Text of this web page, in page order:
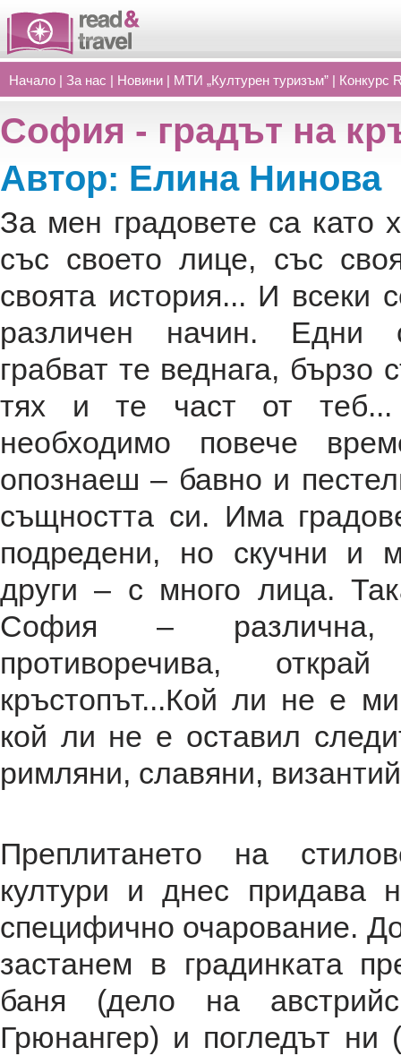
Начало | За нас | Новини | МТИ „Културен туризъм” | Конкурс
София - градът на
Автор: Елина Нинова
За мен градовете са като
със своето лице, със
своята история... И всеки
различен начин. Едни
грабват те веднага, бързо
тях и те част от
необходимо повече
опознаеш – бавно и
същността си. Има
подредени, но скучни и
други – с много лица.
София – различна,
противоречива,
кръстопът...Кой ли не е
кой ли не е оставил
римляни, славяни,
Преплитането на
култури и днес придава
специфично очарование.
застанем в градинката
баня (дело на
Грюнангер) и погледът ни